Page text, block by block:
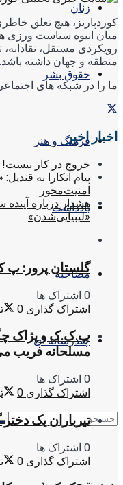
زنان
حقوق بشر
فرهنگ و هنر
یادداشت
مصاحبه
چندرسانه ای
کوردپاریز، هیچ تعلق
میان انبوه سیاست ورزی
رویکردی مستقل، نقادانه،
منطقه و جهان داشته باشد.
ما را در شبکه های
اخبار اخیر
خروج در کار نیست!
پیام آنکارا به
امنیت‌محور
هشدار درباره
«لیبیایی‌شدن»
گلستان پرور:
0 اشتراک ها
اشتراک گذاری 0
پ.ک.ک و پژاک
مسلحانه فریب
0 اشتراک ها
اشتراک گذاری 0
تیرباران یک
0 اشتراک ها
اشتراک گذاری 0